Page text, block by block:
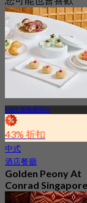
MRT 濱海廣場站
43% 折扣
中式
酒店餐廳
Golden Peony At
Conrad Singapore
Marina Bay